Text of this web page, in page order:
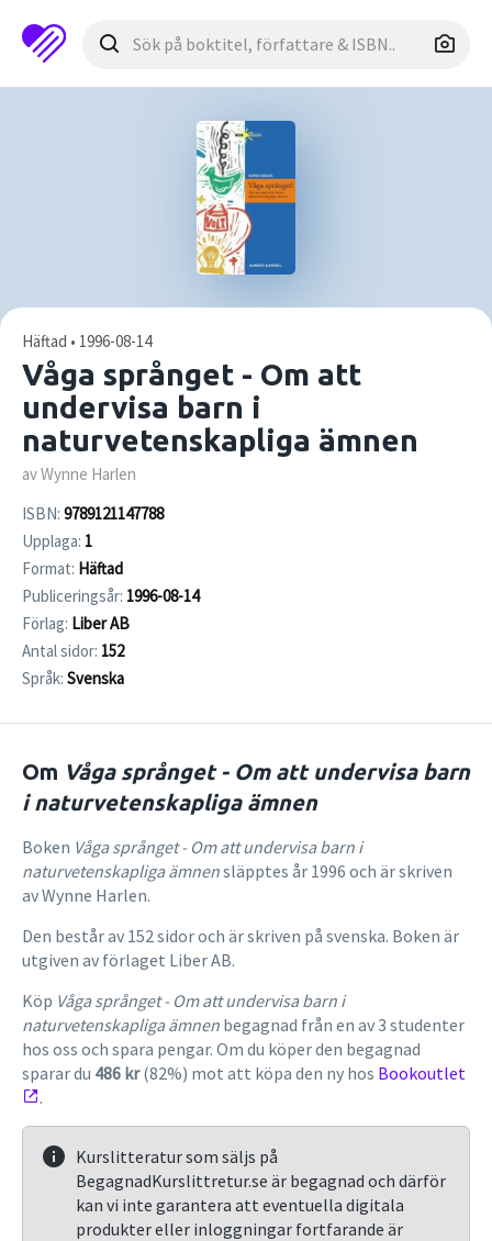
Häftad • 1996-08-14
Våga språnget - Om att
undervisa barn i
naturvetenskapliga ämnen
av Wynne Harlen
ISBN: 9789121147788
Upplaga: 1
Format: Häftad
Publiceringsår: 1996-08-14
Förlag: Liber AB
Antal sidor: 152
Språk: Svenska
Om Våga språnget - Om att undervisa barn
i naturvetenskapliga ämnen
Boken Våga språnget - Om att undervisa barn i
naturvetenskapliga ämnensläpptes år 1996 och är skriven
av Wynne Harlen.
Den består av 152 sidor och är skriven på svenska. Boken är
utgiven av förlaget Liber AB.
Köp Våga språnget - Om att undervisa barn i
naturvetenskapliga ämnen begagnad från en av 3 studenter
hos oss och spara pengar. Om du köper den begagnad
sparar du 486 kr(82%) mot att köpa den ny hos Bookoutlet
.
Kurslitteratur som säljs på
BegagnadKurslittretur.se är begagnad och därför
kan vi inte garantera att eventuella digitala
produkter eller inloggningar fortfarande är